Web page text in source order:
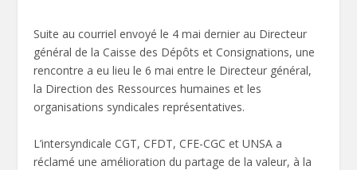
Suite au courriel envoyé le 4 mai dernier au Directeur
général de la Caisse des Dépôts et Consignations, une
rencontre a eu lieu le 6 mai entre le Directeur général,
la Direction des Ressources humaines et les
organisations syndicales représentatives.
L’intersyndicale CGT, CFDT, CFE-CGC et UNSA a
réclamé une amélioration du partage de la valeur, à la